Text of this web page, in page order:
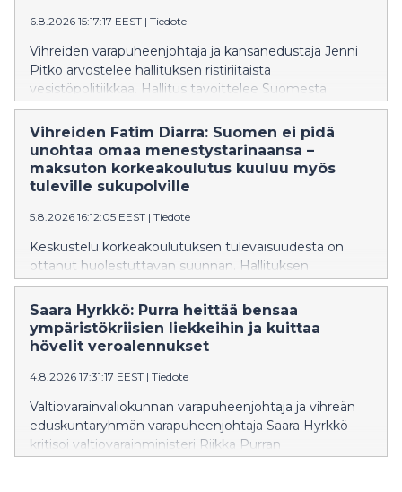
6.8.2026 15:17:17 EEST | Tiedote
Vihreiden varapuheenjohtaja ja kansanedustaja Jenni
Pitko arvostelee hallituksen ristiriitaista
vesistöpolitiikkaa. Hallitus tavoittelee Suomesta
Euroopan johtavaa kalastusmatkailumaata, mutta
samaan aikaan sen vesilakiesitys hidastaa
vaelluskalojen nousureittien avaamista
vuosikymmenillä. Pitko vaatii vesilakiin sitovaa
aikataulua vaelluskalojen nousuesteiden purkamiseksi
Vihreiden Fatim Diarra: Suomen ei pidä
unohtaa omaa menestystarinaansa –
maksuton korkeakoulutus kuuluu myös
tuleville sukupolville
5.8.2026 16:12:05 EEST | Tiedote
Keskustelu korkeakoulutuksen tulevaisuudesta on
ottanut huolestuttavan suunnan. Hallituksen
suunnittelemat muutokset eivät ole yksittäisiä teknisiä
uudistuksia, vaan ne näyttävät olevan osa kehitystä,
joka vie Suomea askel askeleelta pois maksuttoman
korkeakoulutuksen periaatteesta. Ministeri on
säilyy maksuttomana vuoteen 2040 asti, samalla kun
hallitus valmistelee muutoksia, jotka mahdollistaisivat
kokonaisen tutkinnon suorittamisen maksullisena
avoimessa korkeakoulussa.
Saara Hyrkkö: Purra heittää bensaa
ympäristökriisien liekkeihin ja kuittaa
hövelit veroalennukset
4.8.2026 17:31:17 EEST | Tiedote
Valtiovarainvaliokunnan varapuheenjohtaja ja vihreän
eduskuntaryhmän varapuheenjohtaja Saara Hyrkkö
kritisoi valtiovarainministeri Riikka Purran